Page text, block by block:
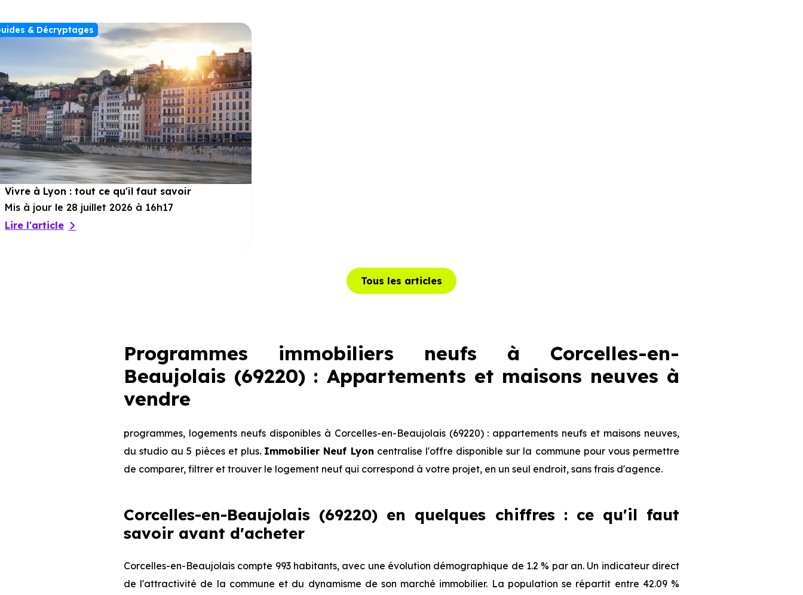
& Décryptages
Vivre à Lyon : tout ce qu'il faut savoir
Mis à jour le 28 juillet 2026 à 16h17
Lire l'article
Tous les articles
Programmes immobiliers neufs à Corcelles-en-
Beaujolais (69220) : Appartements et maisons neuves à
vendre
programmes, logements neufs disponibles à Corcelles-en-Beaujolais (69220) : appartements neufs et maisons neuves,
du studio au 5 pièces et plus. Immobilier Neuf Lyon centralise l'offre disponible sur la commune pour vous permettre
de comparer, filtrer et trouver le logement neuf qui correspond à votre projet, en un seul endroit, sans frais d'agence.
Corcelles-en-Beaujolais (69220) en quelques chiffres : ce qu'il faut
savoir avant d'acheter
Corcelles-en-Beaujolais compte 993 habitants, avec une évolution démographique de 1.2 % par an. Un indicateur direct
de l'attractivité de la commune et du dynamisme de son marché immobilier. La population se répartit entre 42.09 %